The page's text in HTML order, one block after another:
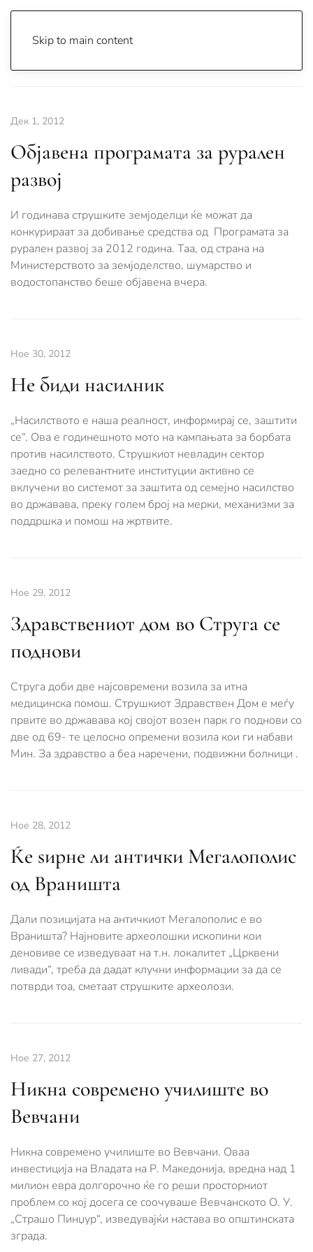
Skip to main content
Дек 1, 2012
Објавена програмата за рурален
развој
И годинава струшките земјоделци ќе можат да
конкурираат за добивање средства од Програмата за
рурален развој за 2012 година. Таа, од страна на
Министерството за земјоделство, шумарство и
водостопанство беше објавена вчера.
Ное 30, 2012
Не биди насилник
„Насилството е наша реалност, информирај се, заштити
се“. Ова е годинешното мото на кампањата за борбата
против насилството. Струшкиот невладин сектор
заедно со релевантните институции активно се
вклучени во системот за заштита од семејно насилство
во државава, преку голем број на мерки, механизми за
поддршка и помош на жртвите.
Ное 29, 2012
Здравствениот дом во Струга се
поднови
Струга доби две најсовремени возила за итна
медицинска помош. Струшкиот Здравствен Дом е меѓу
првите во државава кој својот возен парк го поднови со
две од 69- те целосно опремени возила кои ги набави
Мин. За здравство а беа наречени, подвижни болници .
Ное 28, 2012
Ќе ѕирне ли антички Мегалополис
од Враништа
Дали позицијата на античкиот Мегалополис е во
Враништа? Најновите археолошки ископини кои
деновиве се изведуваат на т.н. локалитет „Црквени
ливади“, треба да дадат клучни информации за да се
потврди тоа, сметаат струшките археолози.
Ное 27, 2012
Никна современо училиште во
Вевчани
Никна современо училиште во Вевчани. Оваа
инвестиција на Владата на Р. Македонија, вредна над 1
милион евра долгорочно ќе го реши просторниот
проблем со кој досега се соочуваше Вевчанското О. У.
„Страшо Пинџур“, изведувајќи настава во општинската
зграда.